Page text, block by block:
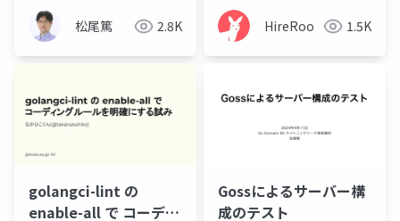
松尾篤 2.8K HireRoo 1.5K
golangci-lint の
enable-all で コーディ
Gossによるサーバー構
成のテスト